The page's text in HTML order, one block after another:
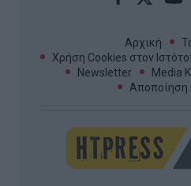
Αρχική
Χρήση Cookies στον
Newsletter
Media
Αποποίηση